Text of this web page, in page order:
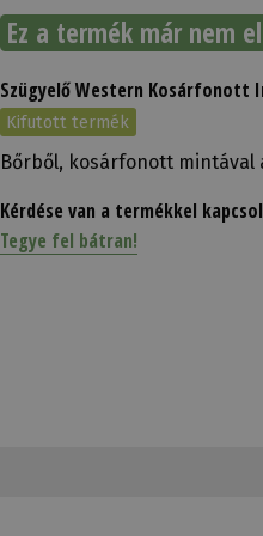
Ez a termék már nem
Szügyelő Western Kosárfonott
Kifutott termék
Bőrből, kosárfonott mintával
Kérdése van a termékkel
Tegye fel bátran!